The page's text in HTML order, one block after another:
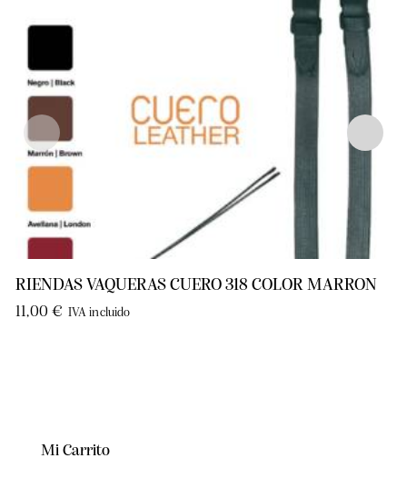
RIENDAS VAQUERAS CUERO 318 COLOR MARRON
11,00 € IVA incluido
Mi Carrito